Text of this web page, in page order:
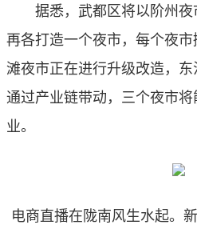
据悉，武都区将以阶州
再各打造一个夜市，每个夜
滩夜市正在进行升级改造，东
通过产业链带动，三个夜市
业。
电商直播在陇南风生水起。